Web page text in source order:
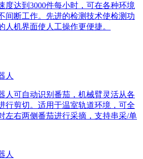
度达到3000件每小时，可在各种环境
间断工作。先进的检测技术使检测功
人机界面使人工操作更便捷。
人
人可自动识别番茄，机械臂灵活从各
行剪切。适用于温室轨道环境，可全
左右两侧番茄进行采摘，支持串采/单
人